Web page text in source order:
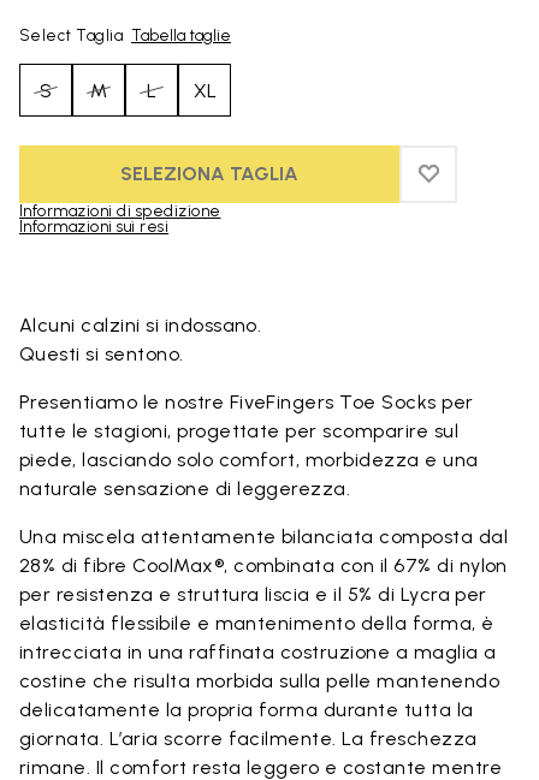
Select Taglia Tabella taglie
S M L XL
SELEZIONA TAGLIA ADD TO
ADD TO
Informazioni di spedizione
Informazioni sui resi
Alcuni calzini si indossano.
Questi si sentono.
Presentiamo le nostre FiveFingers Toe Socks per
tutte le stagioni, progettate per scomparire sul
piede, lasciando solo comfort, morbidezza e una
naturale sensazione di leggerezza.
Una miscela attentamente bilanciata composta dal
28% di fibre CoolMax®, combinata con il 67% di nylon
per resistenza e struttura liscia e il 5% di Lycra per
elasticità flessibile e mantenimento della forma, è
intrecciata in una raffinata costruzione a maglia a
costine che risulta morbida sulla pelle mantenendo
delicatamente la propria forma durante tutta la
giornata. L’aria scorre facilmente. La freschezza
rimane. Il comfort resta leggero e costante mentre